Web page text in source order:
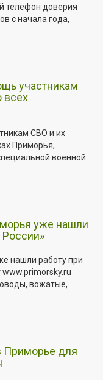
телефон доверия
с начала года,
участникам
всех
СВО и их
Приморья,
военной
уже нашли
нашли работу при
вожатые,
Приморье для